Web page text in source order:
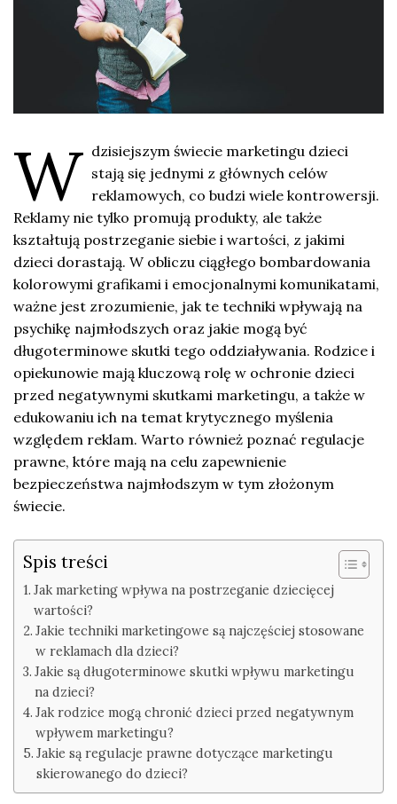
W dzisiejszym świecie marketingu dzieci
stają się jednymi z głównych celów
reklamowych, co budzi wiele kontrowersji.
Reklamy nie tylko promują produkty, ale także
kształtują postrzeganie siebie i wartości, z jakimi
dzieci dorastają. W obliczu ciągłego bombardowania
kolorowymi grafikami i emocjonalnymi komunikatami,
ważne jest zrozumienie, jak te techniki wpływają na
psychikę najmłodszych oraz jakie mogą być
długoterminowe skutki tego oddziaływania. Rodzice i
opiekunowie mają kluczową rolę w ochronie dzieci
przed negatywnymi skutkami marketingu, a także w
edukowaniu ich na temat krytycznego myślenia
względem reklam. Warto również poznać regulacje
prawne, które mają na celu zapewnienie
bezpieczeństwa najmłodszym w tym złożonym
świecie.
Spis treści
Jak marketing wpływa na postrzeganie dziecięcej
wartości?
Jakie techniki marketingowe są najczęściej stosowane
w reklamach dla dzieci?
Jakie są długoterminowe skutki wpływu marketingu
na dzieci?
Jak rodzice mogą chronić dzieci przed negatywnym
wpływem marketingu?
Jakie są regulacje prawne dotyczące marketingu
skierowanego do dzieci?